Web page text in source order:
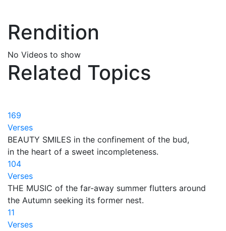
Rendition
No Videos to show
Related Topics
169
Verses
BEAUTY SMILES in the confinement of the bud,
in the heart of a sweet incompleteness.
104
Verses
THE MUSIC of the far-away summer flutters around
the Autumn seeking its former nest.
11
Verses